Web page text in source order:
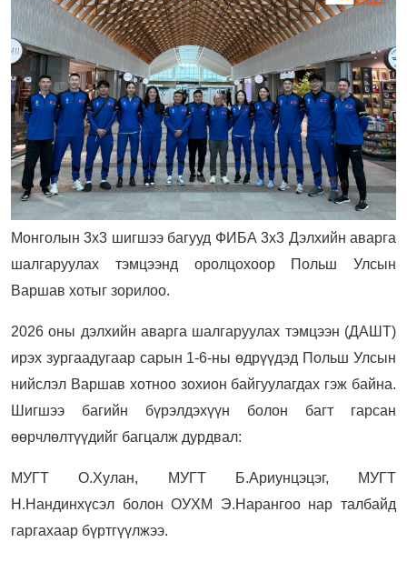
Монголын 3х3 шигшээ багууд ФИБА 3х3 Дэлхийн аварга
шалгаруулах тэмцээнд оролцохоор Польш Улсын
Варшав хотыг зорилоо.
2026 оны дэлхийн аварга шалгаруулах тэмцээн (ДАШТ)
ирэх зургаадугаар сарын 1-6-ны өдрүүдэд Польш Улсын
нийслэл Варшав хотноо зохион байгуулагдах гэж байна.
Шигшээ багийн бүрэлдэхүүн болон багт гарсан
өөрчлөлтүүдийг багцалж дурдвал:
МУГТ О.Хулан, МУГТ Б.Ариунцэцэг, МУГТ
Н.Нандинхүсэл болон ОУХМ Э.Нарангоо нар талбайд
гаргахаар бүртгүүлжээ.